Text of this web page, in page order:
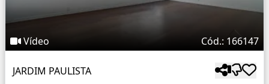
Vídeo Cód.: 166147
JARDIM PAULISTA